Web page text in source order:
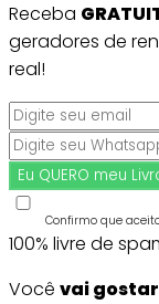
Receba
geradores de
real!
Confirmo que
100% livre de
Você vai gostar